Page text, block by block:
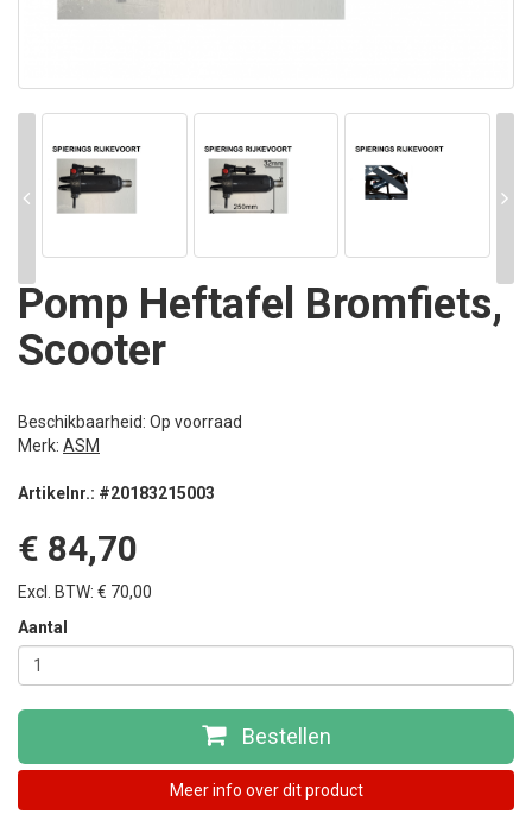
Pomp Heftafel Bromfiets,
Scooter
Beschikbaarheid: Op voorraad
Merk: ASM
Artikelnr.: #20183215003
€ 84,70
Excl. BTW: € 70,00
Aantal
Bestellen
Meer info over dit product